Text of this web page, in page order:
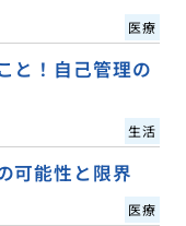
医療
と！自己管理の
生活
可能性と限界
医療